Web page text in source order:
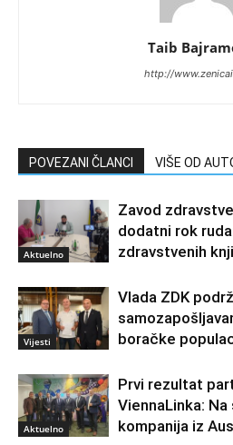
Taib
http://
POVEZANI ČLANCI VIŠE OD
Aktuelno
Zavod
dodatni rok
zdravstvenih
Vijesti
Vlada ZDK
boračke
Aktuelno
Prvi rezultat
ViennaLinka:
kompanija iz